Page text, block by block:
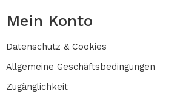
Mein Konto
Datenschutz & Cookies
Allgemeine Geschäftsbedingungen
Zugänglichkeit